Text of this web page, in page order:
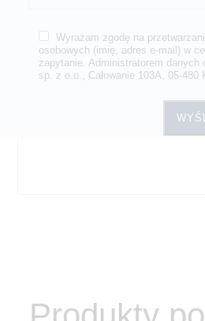
Wyrażam zgodę na
osobowych (imię, adres e-mail) w
zapytanie. Administratorem danych
sp. z o.o., Całowanie 103A, 05-480